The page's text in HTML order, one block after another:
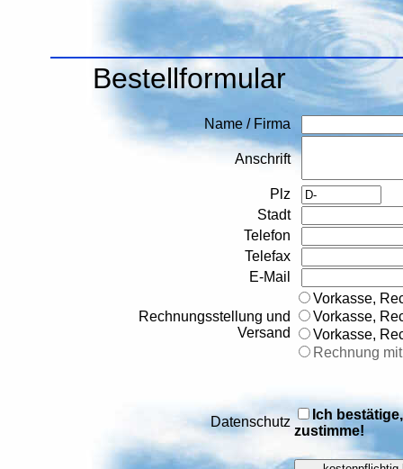
Bestellformular
Name / Firma
Anschrift
Plz
Stadt
Telefon
Telefax
E-Mail
Rechnungsstellung und
Versand
Vorkasse,
Vorkasse,
Vorkasse,
Rechnung
Datenschutz
Ich
zustimme!